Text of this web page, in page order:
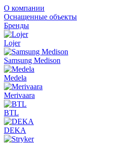
О компании
Оснащенные объекты
Бренды
Lojer
Samsung Medison
Medela
Merivaara
BTL
DEKA